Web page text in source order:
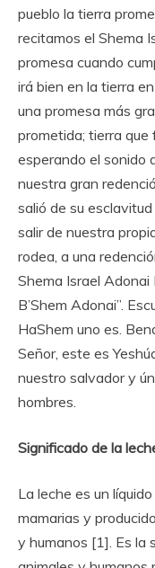
pueblo la tierra
recitamos el Shema
promesa cuando
irá bien en la tierra
una promesa más
prometida; tierra que
esperando el sonido
nuestra gran
salió de su
salir de nuestra
rodea, a una
Shema Israel Adonai
B’Shem Adonai”.
HaShem uno es.
Señor, este es
nuestro salvador y
hombres.
Significado de la
La leche es un
mamarias y
y humanos [1]. Es la